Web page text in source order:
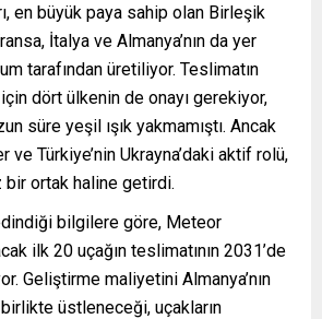
en büyük paya sahip olan Birleşik
İtalya ve Almanya’nın da yer
tarafından üretiliyor. Teslimatın
dört ülkenin de onayı gerekiyor,
süre yeşil ışık yakmamıştı. Ancak
Türkiye’nin Ukrayna’daki aktif rolü,
ortak haline getirdi.
bilgilere göre, Meteor
ilk 20 uçağın teslimatının 2031’de
Geliştirme maliyetini Almanya’nın
üstleneceği, uçakların